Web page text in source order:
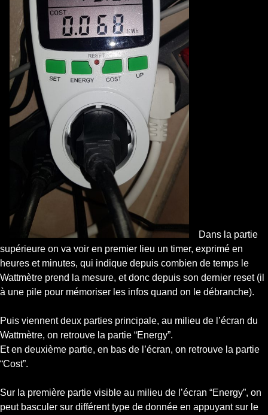
Dans la partie
supérieure on va voir en premier lieu un timer, exprimé en
heures et minutes, qui indique depuis combien de temps le
Wattmètre prend la mesure, et donc depuis son dernier reset (il
à une pile pour mémoriser les infos quand on le débranche).
Puis viennent deux parties principale, au milieu de l’écran du
Wattmètre, on retrouve la partie “Energy”.
Et en deuxième partie, en bas de l’écran, on retrouve la partie
“Cost”.
Sur la première partie visible au milieu de l’écran “Energy”, on
peut basculer sur différent type de donnée en appuyant sur le